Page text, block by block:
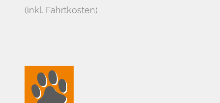
(inkl. Fahrtkosten)